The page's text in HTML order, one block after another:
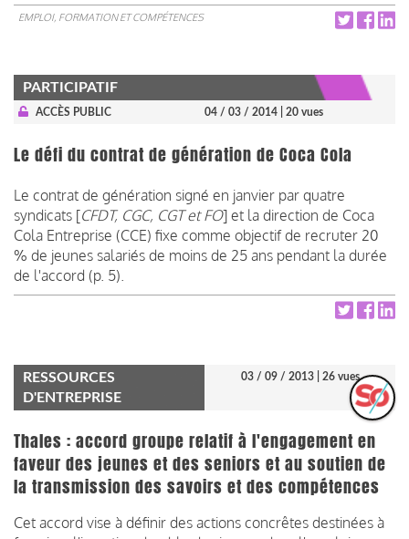
EMPLOI, FORMATION ET COMPÉTENCES
PARTICIPATIF
ACCÈS PUBLIC 04 / 03 / 2014 | 20 vues
Le défi du contrat de génération de Coca Cola
Le contrat de génération signé en janvier par quatre
syndicats [CFDT, CGC, CGT et FO] et la direction de Coca
Cola Entreprise (CCE) fixe comme objectif de recruter 20
% de jeunes salariés de moins de 25 ans pendant la durée
de l'accord (p. 5).
RESSOURCES
D'ENTREPRISE
03 / 09 / 2013 | 26 vues
Thales : accord groupe relatif à l'engagement en
faveur des jeunes et des seniors et au soutien de
la transmission des savoirs et des compétences
Cet accord vise à définir des actions concrêtes destinées à